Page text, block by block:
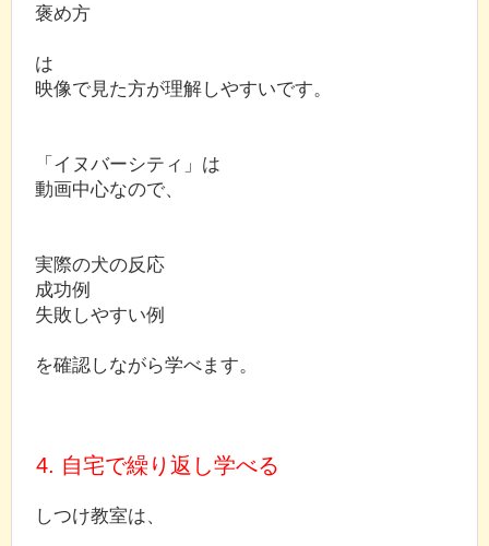
褒め方
は
映像で見た方が理解しやすいです。
「イヌバーシティ」は
動画中心なので、
実際の犬の反応
成功例
失敗しやすい例
を確認しながら学べます。
4. 自宅で繰り返し学べる
しつけ教室は、